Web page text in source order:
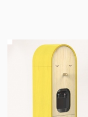
Книги 1188
Гурме 1710